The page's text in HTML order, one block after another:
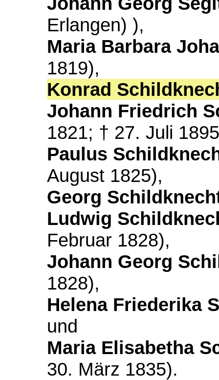
Erlangen) ),
Maria Barbara
1819),
Konrad
Johann Friedrich
1821; † 27. Juli
Paulus
August 1825),
Georg
Ludwig
Februar 1828),
Johann Georg
1828),
Helena Friederika
und
Maria Elisabetha
30. März 1835).